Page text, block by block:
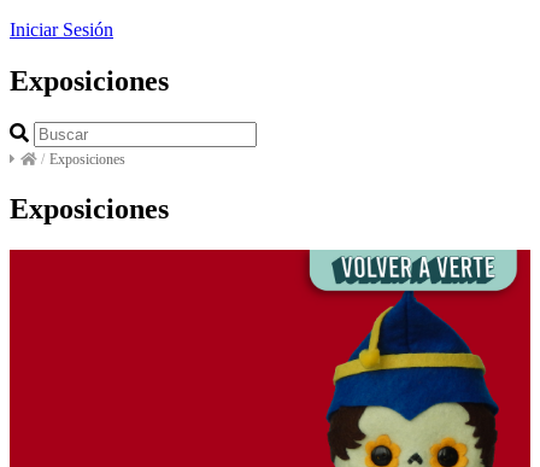
Iniciar Sesión
Exposiciones
/ Exposiciones
Exposiciones